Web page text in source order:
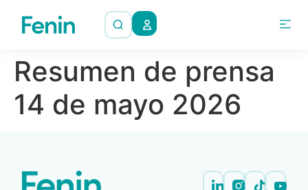
Resumen de prensa
14 de mayo 2026